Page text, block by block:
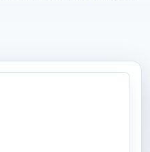
器，确保车用系统的可靠性